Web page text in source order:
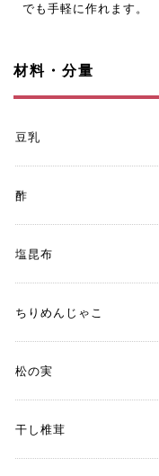
でも手軽に作れます。
材料・分量
豆乳
酢
塩昆布
ちりめんじゃこ
松の実
干し椎茸